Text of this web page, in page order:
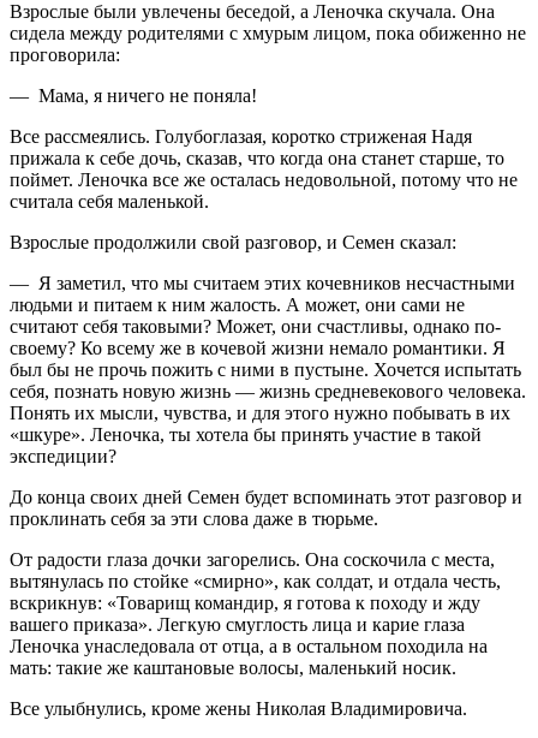
Взрослые были увлечены беседой, а Леночка скучала. Она
сидела между родителями с хмурым лицом, пока обиженно не
проговорила:
— Мама, я ничего не поняла!
Все рассмеялись. Голубоглазая, коротко стриженая Надя
прижала к себе дочь, сказав, что когда она станет старше, то
поймет. Леночка все же осталась недовольной, потому что не
считала себя маленькой.
Взрослые продолжили свой разговор, и Семен сказал:
— Я заметил, что мы считаем этих кочевников несчастными
людьми и питаем к ним жалость. А может, они сами не
считают себя таковыми? Может, они счастливы, однако по-
своему? Ко всему же в кочевой жизни немало романтики. Я
был бы не прочь пожить с ними в пустыне. Хочется испытать
себя, познать новую жизнь — жизнь средневекового человека.
Понять их мысли, чувства, и для этого нужно побывать в их
«шкуре». Леночка, ты хотела бы принять участие в такой
экспедиции?
До конца своих дней Семен будет вспоминать этот разговор и
проклинать себя за эти слова даже в тюрьме.
От радости глаза дочки загорелись. Она соскочила с места,
вытянулась по стойке «смирно», как солдат, и отдала честь,
вскрикнув: «Товарищ командир, я готова к походу и жду
вашего приказа». Легкую смуглость лица и карие глаза
Леночка унаследовала от отца, а в остальном походила на
мать: такие же каштановые волосы, маленький носик.
Все улыбнулись, кроме жены Николая Владимировича.